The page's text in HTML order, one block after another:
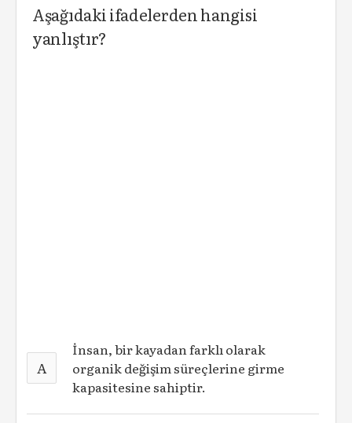
Aşağıdaki ifadelerden hangisi
yanlıştır?
A
İnsan, bir kayadan farklı olarak
organik değişim süreçlerine girme
kapasitesine sahiptir.